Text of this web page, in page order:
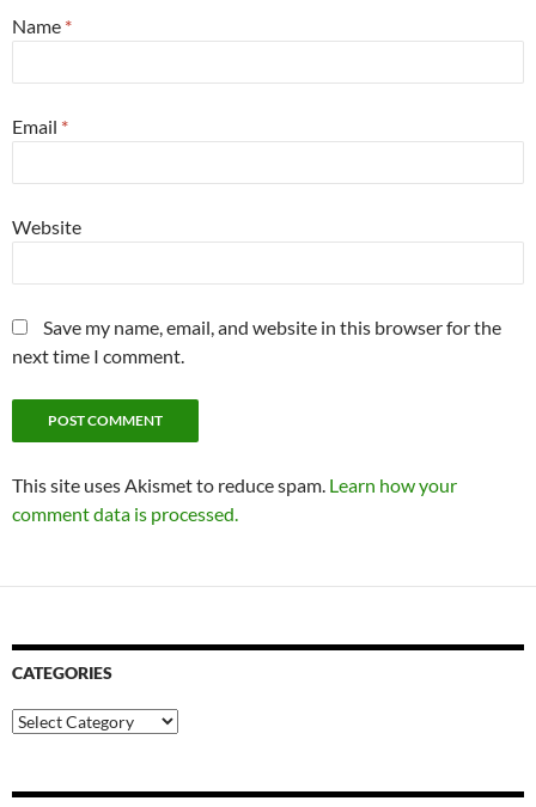
Name *
Email *
Website
Save my name, email, and website in this browser for the
next time I comment.
This site uses Akismet to reduce spam. Learn how your
comment data is processed.
CATEGORIES
Categories